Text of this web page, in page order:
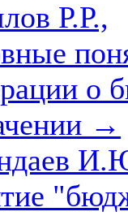
Р.Р.,
о
→